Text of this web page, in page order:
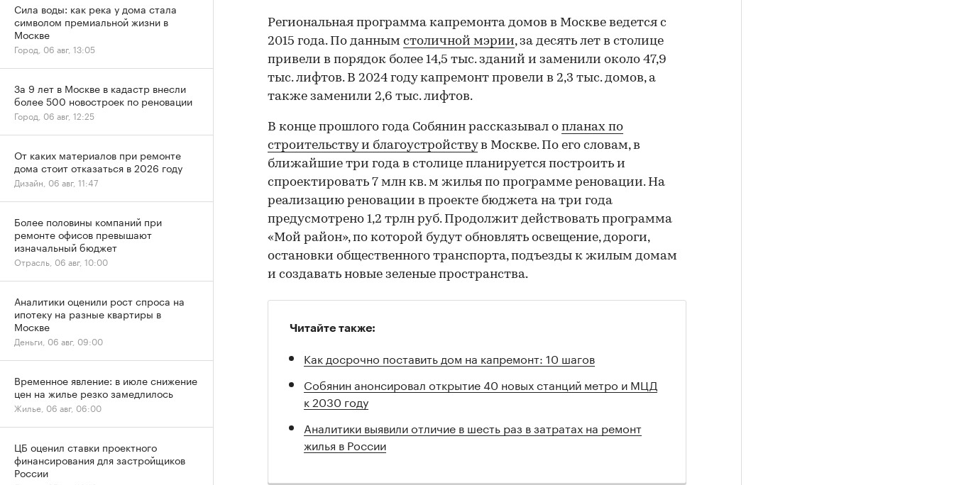
Региональная программа капремонта домов в Москве ведется с
2015 года. По данным столичной мэрии, за десять лет в столице
привели в порядок более 14,5 тыс. зданий и заменили около 47,9
тыс. лифтов. В 2024 году капремонт провели в 2,3 тыс. домов, а
также заменили 2,6 тыс. лифтов.
В конце прошлого года Собянин рассказывал о планах по
строительству и благоустройствув Москве. По его словам, в
ближайшие три года в столице планируется построить и
спроектировать 7 млн кв. м жилья по программе реновации. На
реализацию реновации в проекте бюджета на три года
предусмотрено 1,2 трлн руб. Продолжит действовать программа
«Мой район», по которой будут обновлять освещение, дороги,
остановки общественного транспорта, подъезды к жилым домам
и создавать новые зеленые пространства.
Читайте также:
Как досрочно поставить дом на капремонт: 10 шагов
Собянин анонсировал открытие 40 новых станций метро и МЦД
к 2030 году
Аналитики выявили отличие в шесть раз в затратах на ремонт
жилья в России
Сила воды: как река у дома стала
символом премиальной жизни в
Москве
Город, 06 авг, 13:05
За 9 лет в Москве в кадастр внесли
более 500 новостроек по реновации
Город, 06 авг, 12:25
От каких материалов при ремонте
дома стоит отказаться в 2026 году
Дизайн, 06 авг, 11:47
Более половины компаний при
ремонте офисов превышают
изначальный бюджет
Отрасль, 06 авг, 10:00
Аналитики оценили рост спроса на
ипотеку на разные квартиры в
Москве
Деньги, 06 авг, 09:00
Временное явление: в июле снижение
цен на жилье резко замедлилось
Жилье, 06 авг, 06:00
ЦБ оценил ставки проектного
финансирования для застройщиков
России